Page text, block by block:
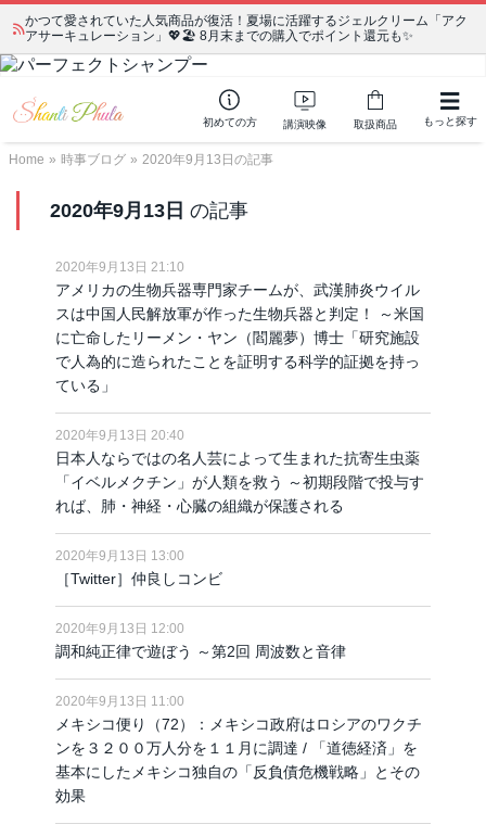
かつて愛されていた人気商品が復活！夏場に活躍するジェルクリーム「アク
アサーキュレーション」💖🏖️ 8月末までの購入でポイント還元も✨
初めての方 講演映像 取扱商品 もっと探す
Home » 時事ブログ » 2020年9月13日の記事
2020年9月13日 の記事
2020年9月13日 21:10
アメリカの生物兵器専門家チームが、武漢肺炎ウイル
スは中国人民解放軍が作った生物兵器と判定！ ～米国
に亡命したリーメン・ヤン（閻麗夢）博士「研究施設
で人為的に造られたことを証明する科学的証拠を持っ
ている」
2020年9月13日 20:40
日本人ならではの名人芸によって生まれた抗寄生虫薬
「イベルメクチン」が人類を救う ～初期段階で投与す
れば、肺・神経・心臓の組織が保護される
2020年9月13日 13:00
［Twitter］仲良しコンビ
2020年9月13日 12:00
調和純正律で遊ぼう ～第2回 周波数と音律
2020年9月13日 11:00
メキシコ便り（72）：メキシコ政府はロシアのワクチ
ンを３２００万人分を１１月に調達 / 「道徳経済」を
基本にしたメキシコ独自の「反負債危機戦略」とその
効果